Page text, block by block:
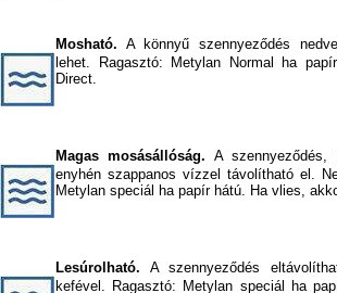
Mosható. A könnyű szennyeződés
lehet. Ragasztó: Metylan Normal ha
Direct.
Magas mosásállóság. A
enyhén szappanos vízzel távolítható el.
Metylan speciál ha papír hátú. Ha vlies,
Lesúrolható. A szennyeződés
kefével. Ragasztó: Metylan speciál ha